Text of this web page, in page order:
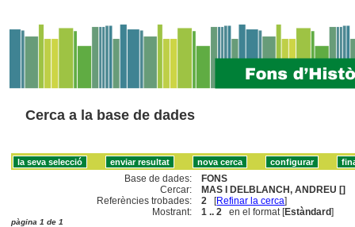
Cerca a la base de dades
Base de dades:
FONS
Cercar:
MAS I DELBLANCH, ANDREU []
Referències trobades:
2 [Refinar la cerca]
Mostrant:
1 .. 2 en el format [Estàndard]
pàgina 1 de 1